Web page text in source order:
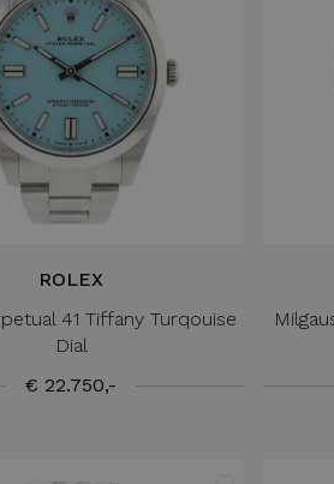
ROLEX
41 Tiffany Turqouise
Dial
€ 22.750,-